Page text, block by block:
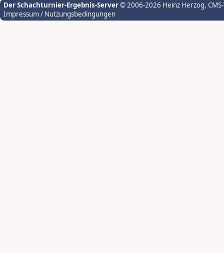
Der Schachturnier-Ergebnis-Server© 2006-2026 Heinz Herzog,
Impressum / Nutzungsbedingungen